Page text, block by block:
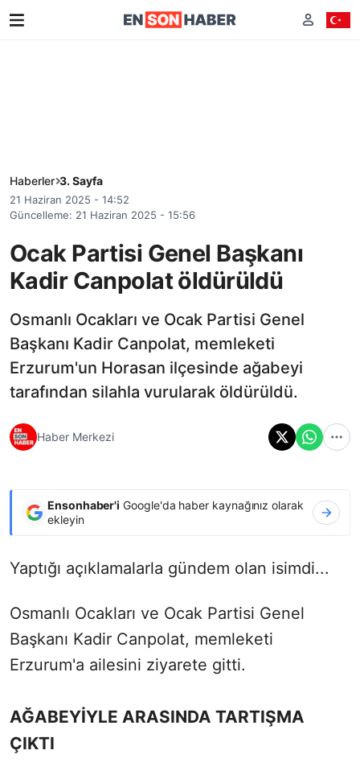
Haberler 3. Sayfa
21 Haziran 2025 - 14:52
Güncelleme: 21 Haziran 2025 - 15:56
Ocak Partisi Genel Başkanı
Kadir Canpolat öldürüldü
Osmanlı Ocakları ve Ocak Partisi Genel
Başkanı Kadir Canpolat, memleketi
Erzurum'un Horasan ilçesinde ağabeyi
tarafından silahla vurularak öldürüldü.
Haber Merkezi
Ensonhaber'i Google'da haber kaynağınız olarak
ekleyin
Yaptığı açıklamalarla gündem olan isimdi...
Osmanlı Ocakları ve Ocak Partisi Genel
Başkanı Kadir Canpolat, memleketi
Erzurum'a ailesini ziyarete gitti.
AĞABEYİYLE ARASINDA TARTIŞMA
ÇIKTI